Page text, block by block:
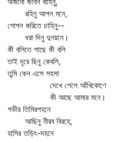
রহিনু আপন মনে,
গোপন করিতে চাহিনু--
ধরা দিনু দুনয়নে।
কী বলিতে পাছে কী বলি
তাই দূরে ছিনু কেবলি,
তুমি কেন এসে সহসা
দেখে গেলে আঁখিকোণে
কী আছে আমার মনে।
গভীর তিমিরগহনে
আছিনু নীরব বিরহে,
হাসির তড়িৎ-দহনে